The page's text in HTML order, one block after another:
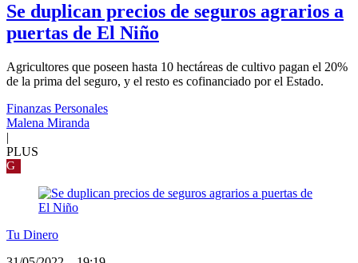
Se duplican precios de seguros agrarios a
puertas de El Niño
Agricultores que poseen hasta 10 hectáreas de cultivo pagan el 20%
de la prima del seguro, y el resto es cofinanciado por el Estado.
Finanzas Personales
Malena Miranda
|
PLUS
G
Tu Dinero